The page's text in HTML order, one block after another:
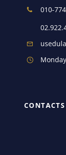
010-
CONTACTS